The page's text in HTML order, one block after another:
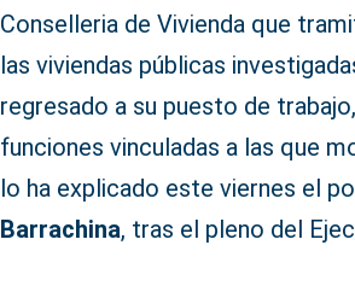
Conselleria de Vivienda que
las viviendas públicas
regresado a su puesto de
funciones vinculadas a las que
lo ha explicado este viernes el
Barrachina, tras el pleno del